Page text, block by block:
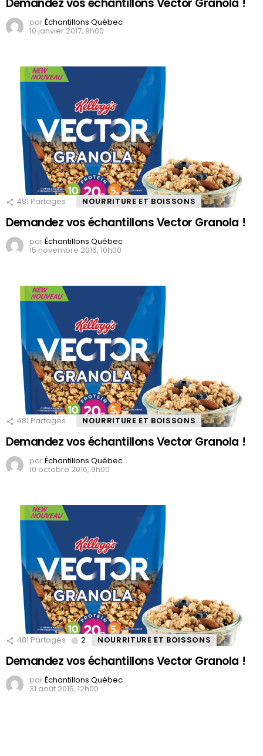
parÉchantillons Québec
10 janvier 2017, 9h00
481 Partages NOURRITURE ET BOISSONS
Demandez vos échantillons Vector Granola !
parÉchantillons Québec
15 novembre 2016, 10h00
481 Partages NOURRITURE ET BOISSONS
Demandez vos échantillons Vector Granola !
parÉchantillons Québec
10 octobre 2016, 9h00
481 Partages 2 Comments
NOURRITURE ET BOISSONS
Demandez vos échantillons Vector Granola !
parÉchantillons Québec
31 août 2016, 12h00